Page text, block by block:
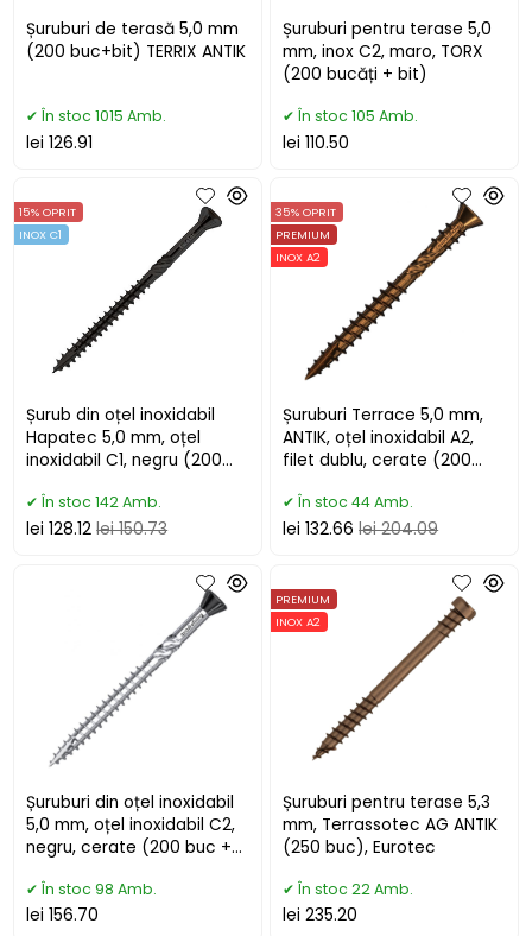
Șuruburi de terasă 5,0 mm
(200 buc+bit) TERRIX ANTIK
În stoc 1015 Amb.
lei 126.91
Șuruburi pentru terase 5,0
mm, inox C2, maro, TORX
(200 bucăți + bit)
În stoc 105 Amb.
lei 110.50
Șurub din oțel inoxidabil
Hapatec 5,0 mm, oțel
inoxidabil C1, negru (200
15% OPRIT
INOX C1
În stoc 142 Amb.
lei 128.12 lei 150.73
Șuruburi Terrace 5,0 mm,
ANTIK, oțel inoxidabil A2,
filet dublu, cerate (200
35% OPRIT
PREMIUM
INOX A2
În stoc 44 Amb.
lei 132.66 lei 204.09
Șuruburi din oțel inoxidabil
5,0 mm, oțel inoxidabil C2,
negru, cerate (200 buc +
În stoc 98 Amb.
lei 156.70
Șuruburi pentru terase 5,3
mm, Terrassotec AG ANTIK
(250 buc), Eurotec
PREMIUM
INOX A2
În stoc 22 Amb.
lei 235.20